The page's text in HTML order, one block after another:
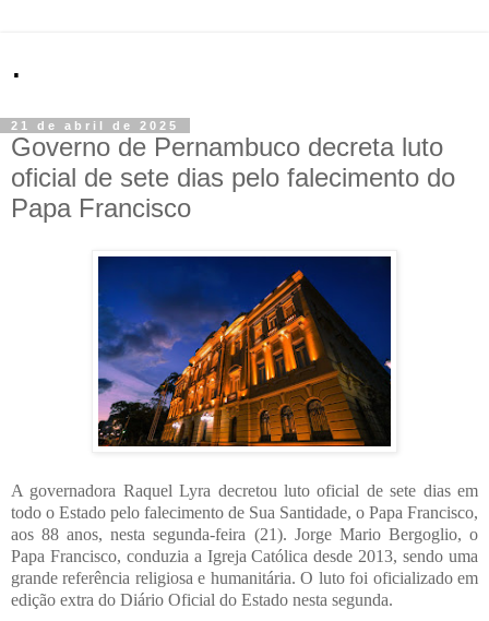
.
21 de abril de 2025
Governo de Pernambuco decreta luto
oficial de sete dias pelo falecimento do
Papa Francisco
A governadora Raquel Lyra decretou luto oficial de sete dias em
todo o Estado pelo falecimento de Sua Santidade, o Papa Francisco,
aos 88 anos, nesta segunda-feira (21). Jorge Mario Bergoglio, o
Papa Francisco, conduzia a Igreja Católica desde 2013, sendo uma
grande referência religiosa e humanitária. O luto foi oficializado em
edição extra do Diário Oficial do Estado nesta segunda.